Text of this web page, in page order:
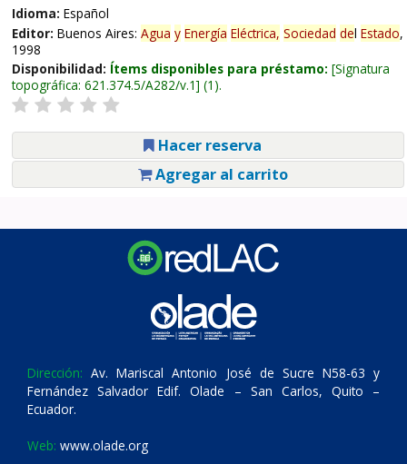
Idioma: Español
Editor: Buenos Aires: Agua y Energía Eléctrica, Sociedad del Estado,
1998
Disponibilidad: Ítems disponibles para préstamo: Signatura
topográfica: 621.374.5/A282/v.1 (1).
Hacer reserva
Agregar al carrito
Dirección: Av. Mariscal Antonio José de Sucre N58-63 y
Fernández Salvador Edif. Olade – San Carlos, Quito –
Ecuador.
Web: www.olade.org